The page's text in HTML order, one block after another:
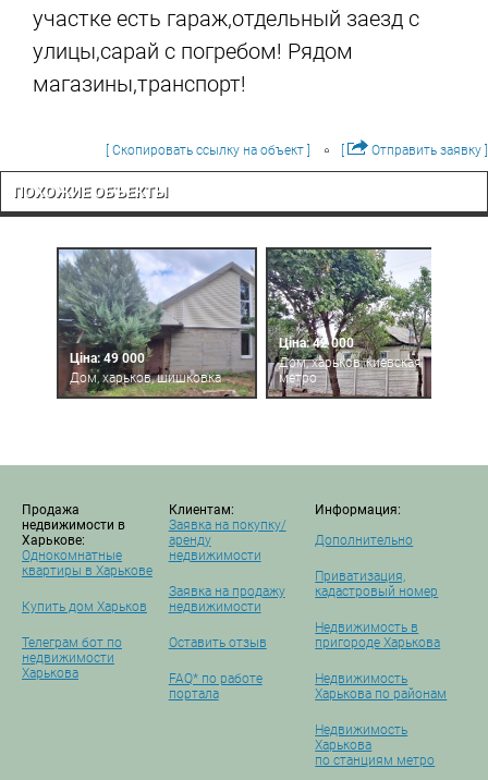
участке есть гараж,отдельный заезд с
улицы,сарай с погребом! Рядом
магазины,транспорт!
[ Скопировать ссылку на объект ] Отправить заявку ]
ПОХОЖИЕ ОБЪЕКТЫ
Ціна: 49 000
Дом, харьков, шишковка
Ціна: 42 000
Дом, харьков, киевская
метро
Продажа
недвижимости в
Харькове:
Однокомнатные
квартиры в Харькове
Купить дом Харьков
Телеграм бот по
недвижимости
Харькова
Клиентам:
Заявка на покупку/
аренду
недвижимости
Заявка на продажу
недвижимости
Оставить отзыв
FAQ* по работе
портала
Информация:
Дополнительно
Приватизация,
кадастровый номер
Недвижимость в
пригороде Харькова
Недвижимость
Харькова по районам
Недвижимость
Харькова
по станциям метро